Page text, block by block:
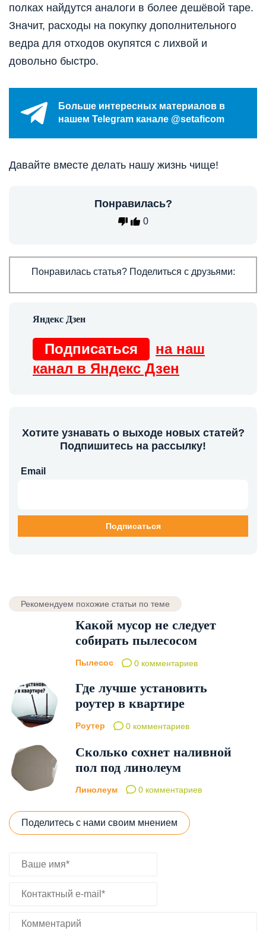
полках найдутся аналоги в более дешёвой таре.
Значит, расходы на покупку дополнительного
ведра для отходов окупятся с лихвой и
довольно быстро.
Больше интересных материалов в
нашем Telegram канале @setaficom
Давайте вместе делать нашу жизнь чище!
Понравилась?
0
Понравилась статья? Поделиться с друзьями:
Подписаться
на наш
канал в Яндекс Дзен
Хотите узнавать о выходе новых статей?
Подпишитесь на рассылку!
Email
Рекомендуем похожие статьи по теме
Какой мусор не следует
собирать пылесосом
Пылесос 0 комментариев
Где лучше установить
роутер в квартире
Роутер 0 комментариев
Сколько сохнет наливной
пол под линолеум
Линолеум 0 комментариев
Поделитесь с нами своим мнением